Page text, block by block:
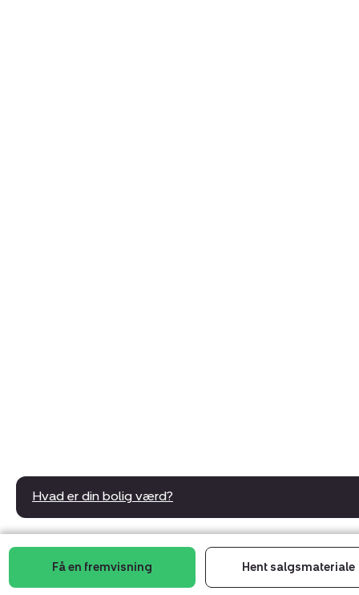
Få en fremvisning Hent salgsmateriale
Hvad er din bolig værd?